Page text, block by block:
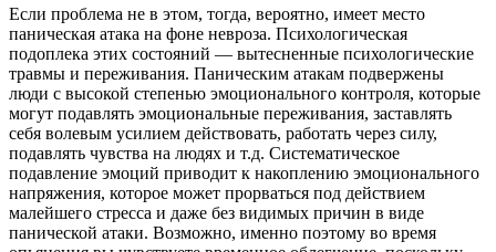
Если проблема не в этом, тогда, вероятно, имеет место
паническая атака на фоне невроза. Психологическая
подоплека этих состояний — вытесненные психологические
травмы и переживания. Паническим атакам подвержены
люди с высокой степенью эмоционального контроля, которые
могут подавлять эмоциональные переживания, заставлять
себя волевым усилием действовать, работать через силу,
подавлять чувства на людях и т.д. Систематическое
подавление эмоций приводит к накоплению эмоционального
напряжения, которое может прорваться под действием
малейшего стресса и даже без видимых причин в виде
панической атаки. Возможно, именно поэтому во время